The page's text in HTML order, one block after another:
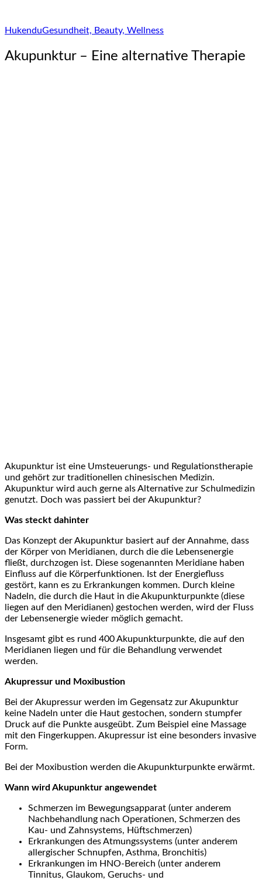
HukenduGesundheit, Beauty, Wellness
Akupunktur – Eine alternative Therapie
Akupunktur ist eine Umsteuerungs- und Regulationstherapie
und gehört zur traditionellen chinesischen Medizin.
Akupunktur wird auch gerne als Alternative zur Schulmedizin
genutzt. Doch was passiert bei der Akupunktur?
Was steckt dahinter
Das Konzept der Akupunktur basiert auf der Annahme, dass
der Körper von Meridianen, durch die die Lebensenergie
fließt, durchzogen ist. Diese sogenannten Meridiane haben
Einfluss auf die Körperfunktionen. Ist der Energiefluss
gestört, kann es zu Erkrankungen kommen. Durch kleine
Nadeln, die durch die Haut in die Akupunkturpunkte (diese
liegen auf den Meridianen) gestochen werden, wird der Fluss
der Lebensenergie wieder möglich gemacht.
Insgesamt gibt es rund 400 Akupunkturpunkte, die auf den
Meridianen liegen und für die Behandlung verwendet
werden.
Akupressur und Moxibustion
Bei der Akupressur werden im Gegensatz zur Akupunktur
keine Nadeln unter die Haut gestochen, sondern stumpfer
Druck auf die Punkte ausgeübt. Zum Beispiel eine Massage
mit den Fingerkuppen. Akupressur ist eine besonders invasive
Form.
Bei der Moxibustion werden die Akupunkturpunkte erwärmt.
Wann wird Akupunktur angewendet
Schmerzen im Bewegungsapparat (unter anderem
Nachbehandlung nach Operationen, Schmerzen des
Kau- und Zahnsystems, Hüftschmerzen)
Erkrankungen des Atmungssystems (unter anderem
allergischer Schnupfen, Asthma, Bronchitis)
Erkrankungen im HNO-Bereich (unter anderem
Tinnitus, Glaukom, Geruchs- und